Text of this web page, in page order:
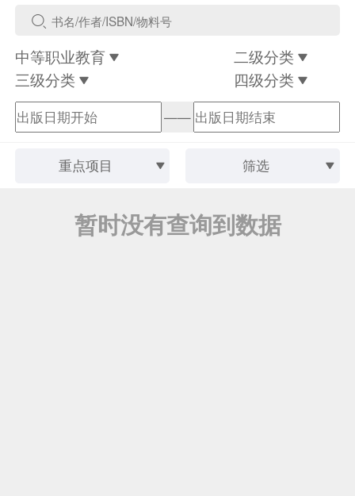
中等职业教育
二级分类
三级分类
四级分类
——
重点项目 筛选
暂时没有查询到数据